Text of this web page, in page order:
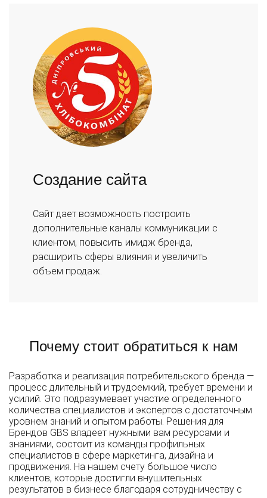
Создание сайта
Сайт дает возможность построить
дополнительные каналы коммуникации с
клиентом, повысить имидж бренда,
расширить сферы влияния и увеличить
объем продаж.
Почему стоит обратиться к нам
Разработка и реализация потребительского бренда —
процесс длительный и трудоемкий, требует времени и
усилий. Это подразумевает участие определенного
количества специалистов и экспертов с достаточным
уровнем знаний и опытом работы. Решения для
Брендов GBS владеет нужными вам ресурсами и
знаниями, состоит из команды профильных
специалистов в сфере маркетинга, дизайна и
продвижения. На нашем счету большое число
клиентов, которые достигли внушительных
результатов в бизнесе благодаря сотрудничеству с